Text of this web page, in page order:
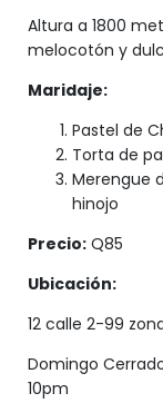
Altura a 1800
melocotón y
Maridaje:
Pastel de
Torta de
Merengue
hinojo
Precio: Q85
Ubicación:
12 calle 2-99
Domingo
10pm